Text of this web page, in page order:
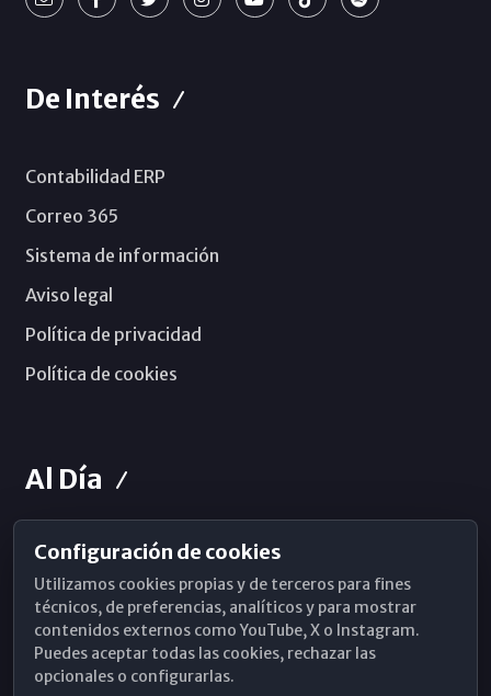
De Interés
Contabilidad ERP
Correo 365
Sistema de información
Aviso legal
Política de privacidad
Política de cookies
Al Día
Horarios de Misa
Hemeroteca
WhatsApp
Configuración de cookies
Utilizamos cookies propias y de terceros para fines
técnicos, de preferencias, analíticos y para mostrar
contenidos externos como YouTube, X o Instagram.
Puedes aceptar todas las cookies, rechazar las
opcionales o configurarlas.